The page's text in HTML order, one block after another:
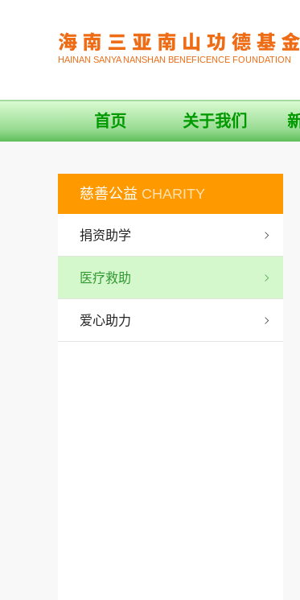
HAINAN SANYA NANSHAN BENEFICENCE FOUNDATION
首页 关于我们
慈善公益 CHARITY
捐资助学
医疗救助
爱心助力